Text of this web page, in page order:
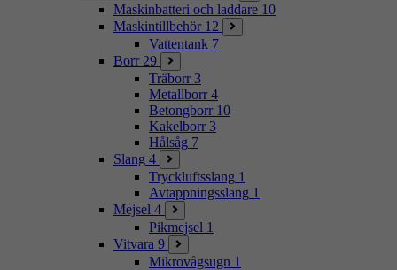
Maskinbatteri och laddare 10
Maskintillbehör 12
Vattentank 7
Borr 29
Träborr 3
Metallborr 4
Betongborr 10
Kakelborr 3
Hålsåg 7
Slang 4
Tryckluftsslang 1
Avtappningsslang 1
Mejsel 4
Pikmejsel 1
Vitvara 9
Mikrovågsugn 1